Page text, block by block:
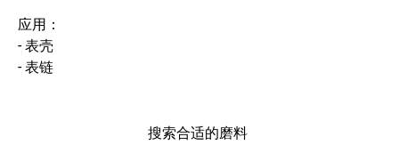
应用：
- 表壳
- 表链
搜索合适的磨料